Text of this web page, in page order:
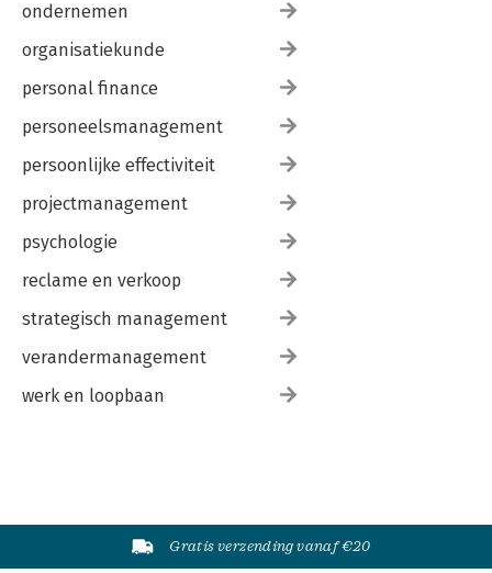
ondernemen
organisatiekunde
personal finance
personeelsmanagement
persoonlijke effectiviteit
projectmanagement
psychologie
reclame en verkoop
strategisch management
verandermanagement
werk en loopbaan
Gratis verzending vanaf €20